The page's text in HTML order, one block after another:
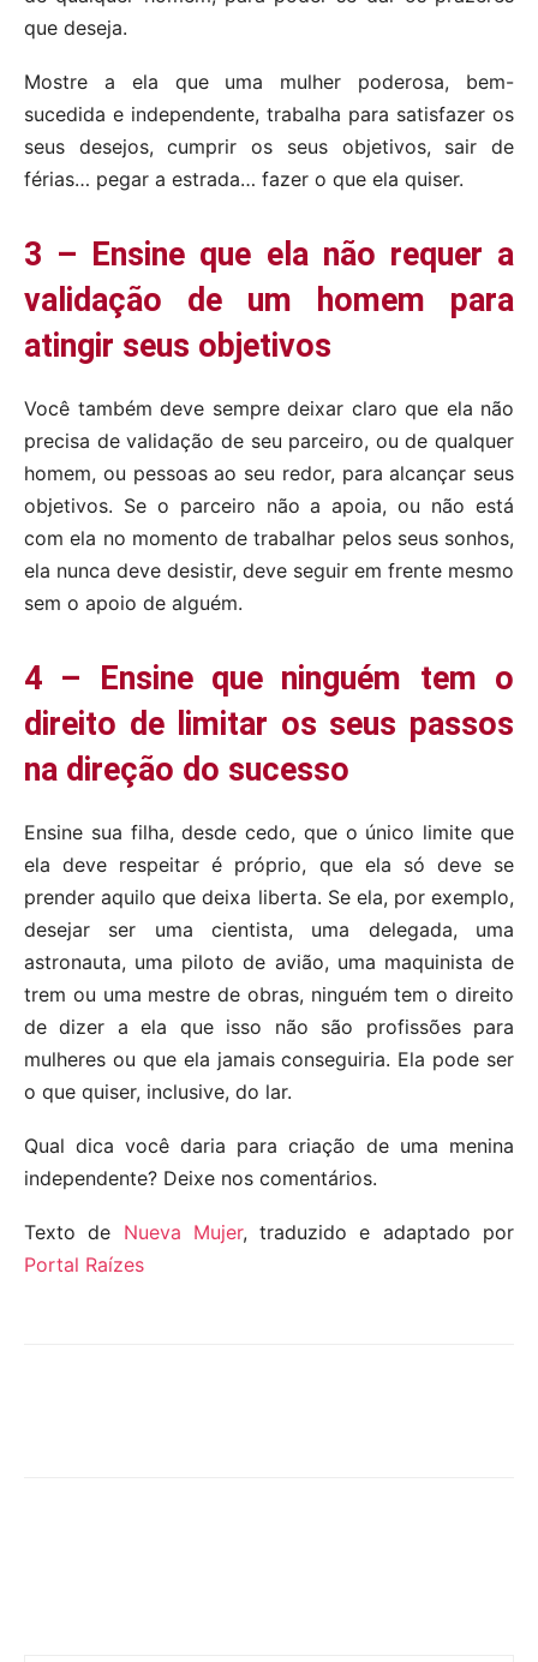
que deseja.
Mostre a ela que uma mulher poderosa, bem-
sucedida e independente, trabalha para satisfazer os
seus desejos, cumprir os seus objetivos, sair de
férias… pegar a estrada… fazer o que ela quiser.
3 – Ensine que ela não requer a
validação de um homem para
atingir seus objetivos
Você também deve sempre deixar claro que ela não
precisa de validação de seu parceiro, ou de qualquer
homem, ou pessoas ao seu redor, para alcançar seus
objetivos. Se o parceiro não a apoia, ou não está
com ela no momento de trabalhar pelos seus sonhos,
ela nunca deve desistir, deve seguir em frente mesmo
sem o apoio de alguém.
4 – Ensine que ninguém tem o
direito de limitar os seus passos
na direção do sucesso
Ensine sua filha, desde cedo, que o único limite que
ela deve respeitar é próprio, que ela só deve se
prender aquilo que deixa liberta. Se ela, por exemplo,
desejar ser uma cientista, uma delegada, uma
astronauta, uma piloto de avião, uma maquinista de
trem ou uma mestre de obras, ninguém tem o direito
de dizer a ela que isso não são profissões para
mulheres ou que ela jamais conseguiria. Ela pode ser
o que quiser, inclusive, do lar.
Qual dica você daria para criação de uma menina
independente? Deixe nos comentários.
Texto de Nueva Mujer, traduzido e adaptado por
Portal Raízes